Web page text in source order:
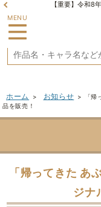
【重要】令和8
MENU
ホーム > お知らせ >
「
品を販売！
「帰ってきた あ
ジナ